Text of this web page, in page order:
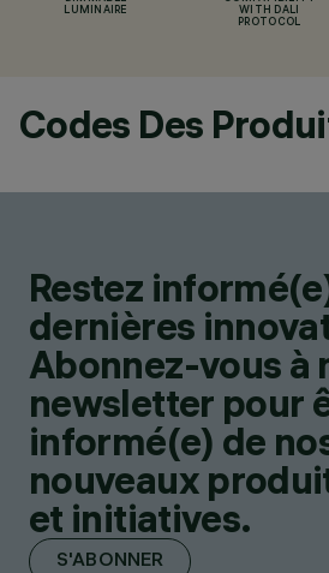
LUMINAIRE
WITH DALI
PROTOCOL
Codes Des
Restez
dernières
Abonnez-vous à
newsletter pour
informé(e) de
nouveaux
et initiatives.
S'ABONNER